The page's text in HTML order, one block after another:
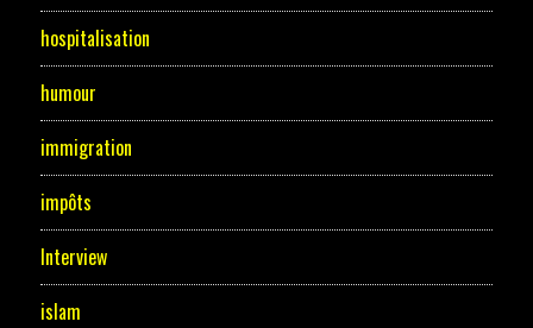
hospitalisation
humour
immigration
impôts
Interview
islam